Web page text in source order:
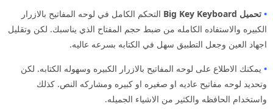
• تحميل Big Key Keyboard
التحكم الكامل في لوحه المفاتيح بالازرار
الكبيره والاستفاده الكامله من ضبط حجم المفتاح الذي يناسبك. لكن وتقليل
اجهاد العين وجعل التطبيق سهل في الكتابه بسرعه عاليه.
• يمكنك الاطلاع على لوحه المفاتيح بالازرار الكبيره وسهوله الكتابه. لكن
وتحديد لوحه مفاتيح عاديه او صغيره او كبيره ومشاركه النص. كذلك
واستخدام الحافظه والكثير من الاشياء الجميله.